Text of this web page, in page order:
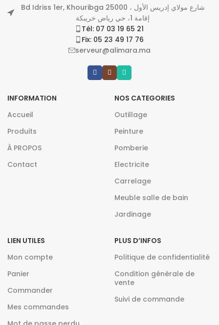
Bd Idriss 1er, Khouribga 25000 شارع مولاي إدريس الأول ،
إقامة 1، حي رياض خريبكة
Tél: 07 03 19 65 21
Fix: 05 23 49 17 76
serveur@alimara.ma
INFORMATION
Accueil
Produits
À PROPOS
Contact
NOS CATEGORIES
Outillage
Peinture
Pomberie
Electricite
Carrelage
Meuble salle de bain
Jardinage
LIEN UTILES
Mon compte
Panier
Commander
Mes commandes
PLUS D’INFOS
Politique de confidentialité
Condition générale de
vente
Suivi de commande